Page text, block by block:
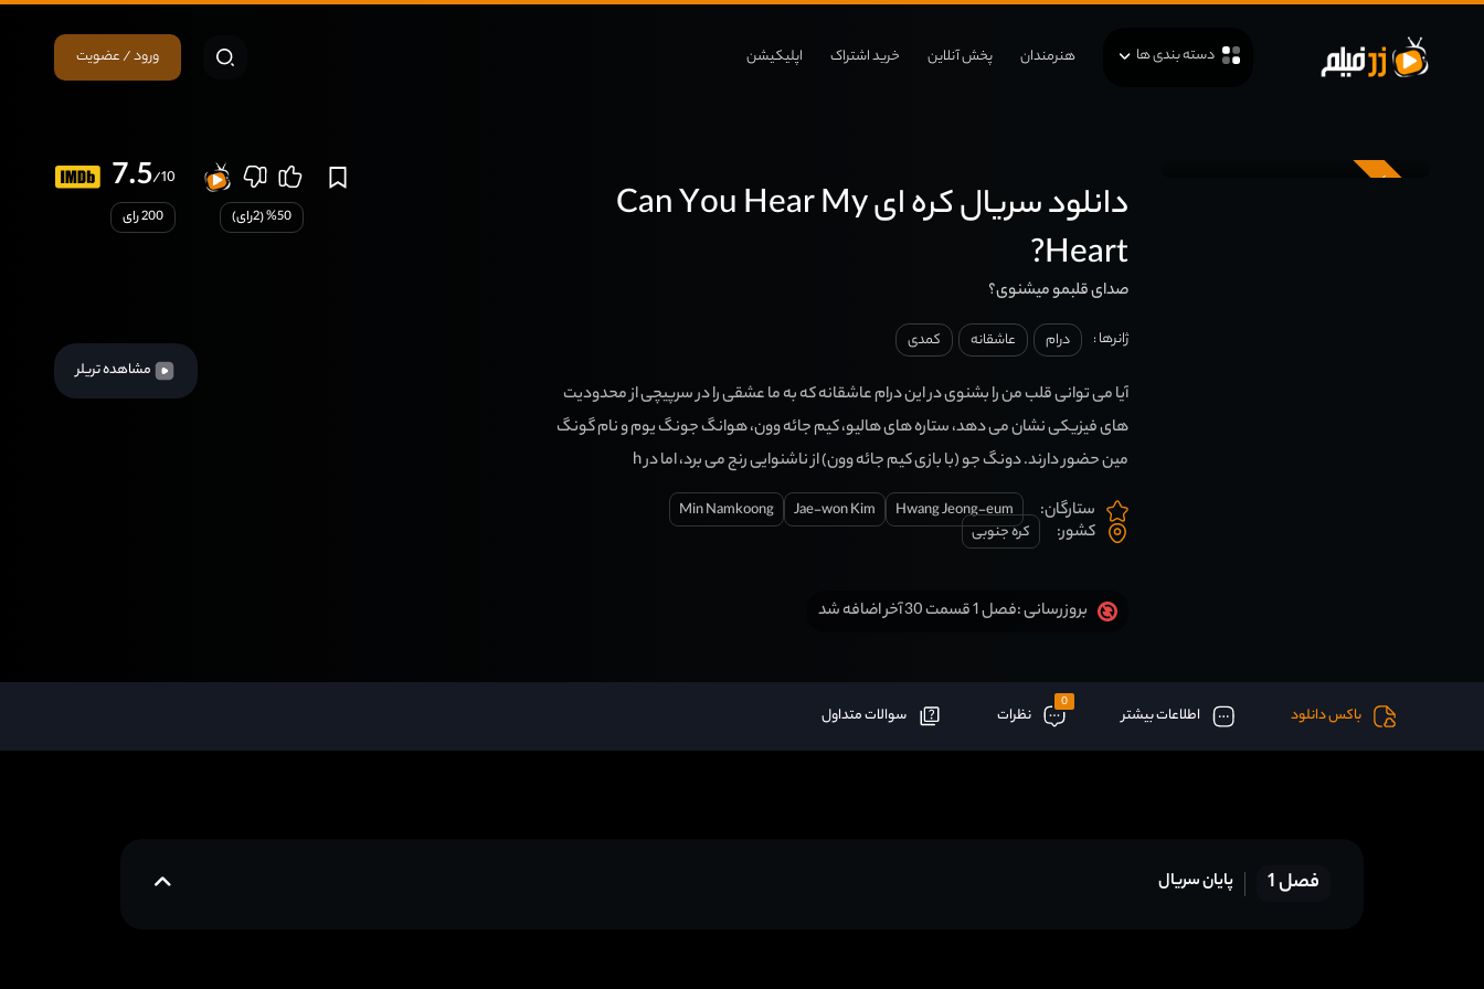
دسته بندی ها هنرمندان پخش آنلاین خرید اشتراک اپلیکیشن ورود / عضویت
زیرنویس
دانلود سریال کره ای Can You Hear My
Heart?
صدای قلبمو میشنوی؟
ژانرها : درام عاشقانه کمدی
آیا می توانی قلب من را بشنوی در این درام عاشقانه که به ما عشقی را در سرپیچی از محدودیت
های فیزیکی نشان می دهد، ستاره های هالیو، کیم جائه وون، هوانگ جونگ یوم و نام گونگ
مین حضور دارند. دونگ جو (با بازی کیم جائه وون) از ناشنوایی رنج می برد، اما در h
ستارگان:
Hwang Jeong-eum
Jae-won Kim
Min Namkoong
کشور: کره جنوبی
بروزرسانی :فصل 1 قسمت 30 آخر اضافه شد
7.5/10
200 رای 50
% (
2رای)
مشاهده تریلر
باکس دانلود اطلاعات بیشتر
0
نظرات سوالات متداول
فصل 1 پایان سریال